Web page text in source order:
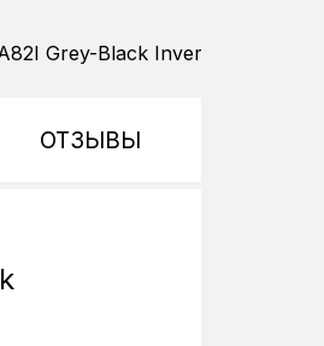
Grey-Black Inverter R32 Wi-Fi
ОТЗЫВЫ